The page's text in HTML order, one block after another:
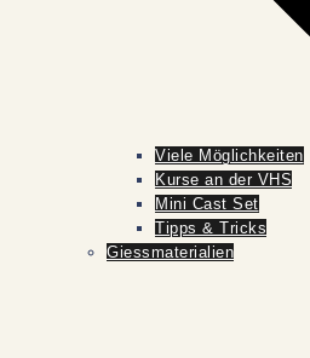
Viele Möglichkeiten
Kurse an der VHS
Mini Cast Set
Tipps & Tricks
Giessmaterialien